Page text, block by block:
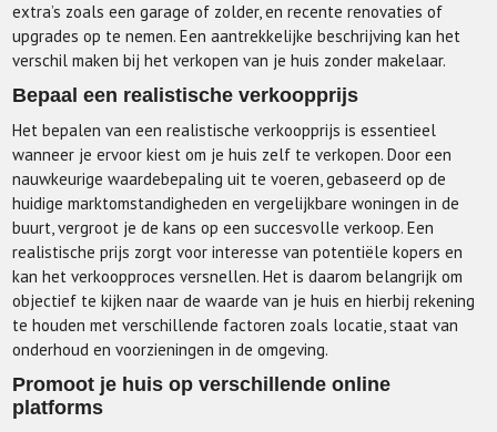
extra’s zoals een garage of zolder, en recente renovaties of
upgrades op te nemen. Een aantrekkelijke beschrijving kan het
verschil maken bij het verkopen van je huis zonder makelaar.
Bepaal een realistische verkoopprijs
Het bepalen van een realistische verkoopprijs is essentieel
wanneer je ervoor kiest om je huis zelf te verkopen. Door een
nauwkeurige waardebepaling uit te voeren, gebaseerd op de
huidige marktomstandigheden en vergelijkbare woningen in de
buurt, vergroot je de kans op een succesvolle verkoop. Een
realistische prijs zorgt voor interesse van potentiële kopers en
kan het verkoopproces versnellen. Het is daarom belangrijk om
objectief te kijken naar de waarde van je huis en hierbij rekening
te houden met verschillende factoren zoals locatie, staat van
onderhoud en voorzieningen in de omgeving.
Promoot je huis op verschillende online
platforms